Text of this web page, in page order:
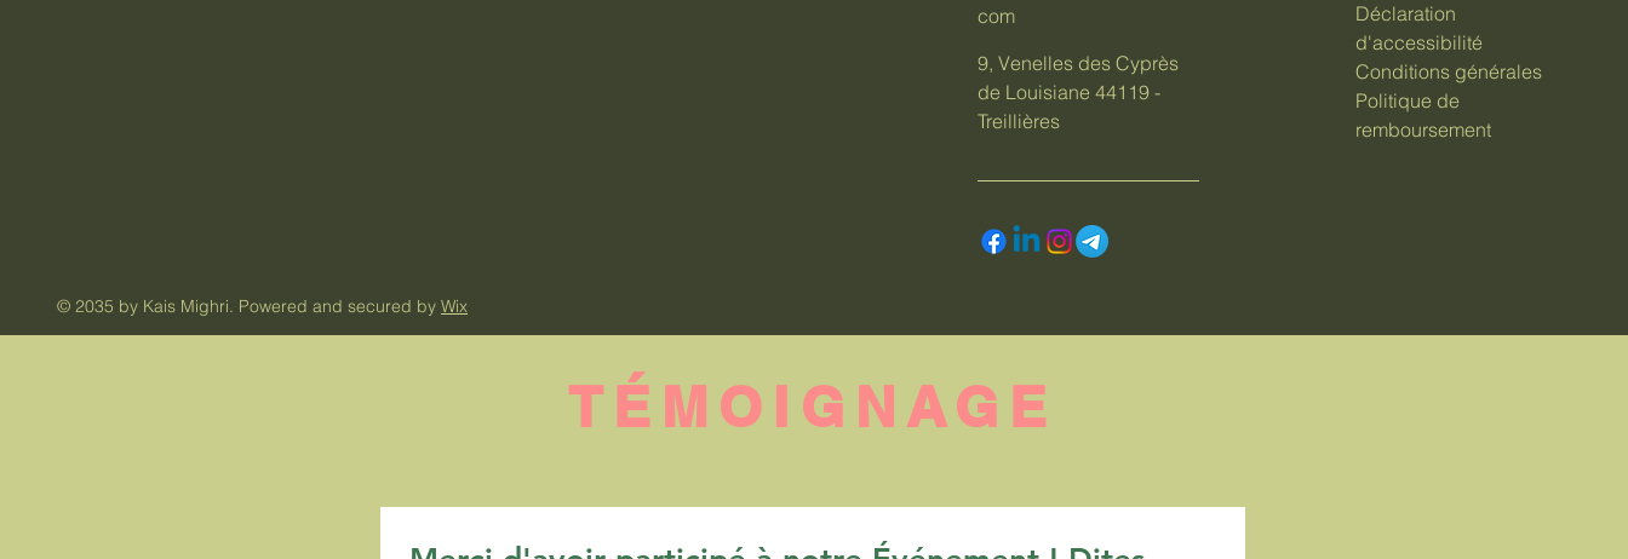
com
9, Venelles des Cyprès
de Louisiane 44119 -
Treillières
Déclaration
d'accessibilité
Conditions générales
Politique de
remboursement
© 2035 by Kais Mighri. Powered and secured by Wix
TÉMOIGNAGE